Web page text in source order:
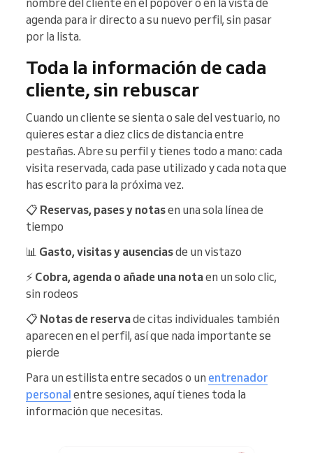
nombre del cliente en el popover o en la vista de
agenda para ir directo a su nuevo perfil, sin pasar
por la lista.
Toda la información de cada
cliente, sin rebuscar
Cuando un cliente se sienta o sale del vestuario, no
quieres estar a diez clics de distancia entre
pestañas. Abre su perfil y tienes todo a mano: cada
visita reservada, cada pase utilizado y cada nota que
has escrito para la próxima vez.
📋 Reservas, pases y notasen una sola línea de
tiempo
📊 Gasto, visitas y ausenciasde un vistazo
⚡ Cobra, agenda o añade una notaen un solo clic,
sin rodeos
📋 Notas de reservade citas individuales también
aparecen en el perfil, así que nada importante se
pierde
Para un estilista entre secados o un entrenador
personal entre sesiones, aquí tienes toda la
información que necesitas.